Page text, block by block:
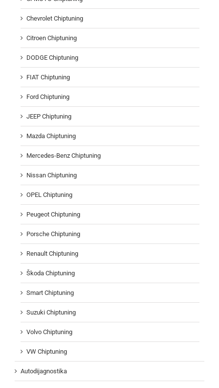
Chevrolet Chiptuning
Citroen Chiptuning
DODGE Chiptuning
FIAT Chiptuning
Ford Chiptuning
JEEP Chiptuning
Mazda Chiptuning
Mercedes-Benz Chiptuning
Nissan Chiptuning
OPEL Chiptuning
Peugeot Chiptuning
Porsche Chiptuning
Renault Chiptuning
Škoda Chiptuning
Smart Chiptuning
Suzuki Chiptuning
Volvo Chiptuning
VW Chiptuning
Autodijagnostika